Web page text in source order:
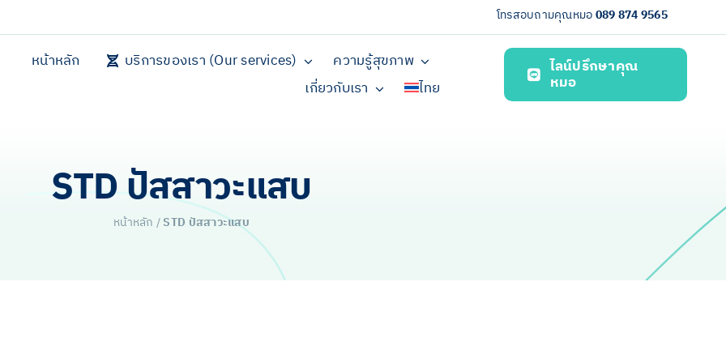
โทรสอบถามคุณหมอ089 874 9565
หน้าหลัก บริการของเรา (Our services)
ความรู้สุขภาพ
เกี่ยวกับเรา
ไทย
ไลน์ปรึกษาคุณ
หมอ
STD ปัสสาวะแสบ
หน้าหลัก /STD ปัสสาวะแสบ